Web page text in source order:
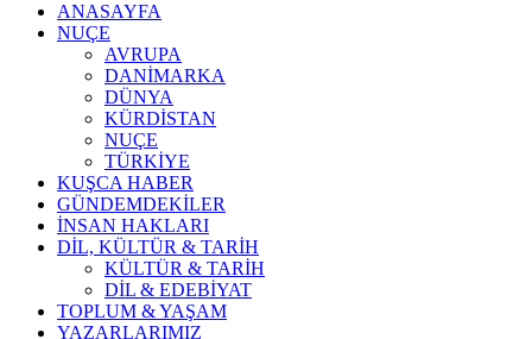
ANASAYFA
NUÇE
AVRUPA
DANİMARKA
DÜNYA
KÜRDİSTAN
NUÇE
TÜRKİYE
KUŞCA HABER
GÜNDEMDEKİLER
İNSAN HAKLARI
DİL, KÜLTÜR & TARİH
KÜLTÜR & TARİH
DİL & EDEBİYAT
TOPLUM & YAŞAM
YAZARLARIMIZ